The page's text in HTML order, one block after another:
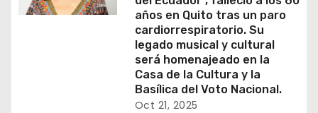
años en Quito tras un paro
cardiorrespiratorio. Su
legado musical y cultural
será homenajeado en la
Casa de la Cultura y la
Basílica del Voto Nacional.
Oct 21, 2025